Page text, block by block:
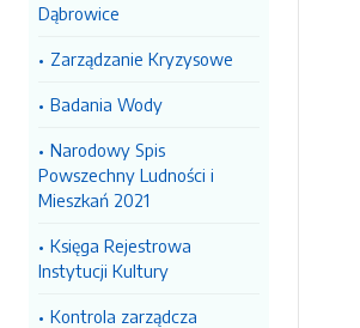
Dąbrowice
Zarządzanie Kryzysowe
Badania Wody
Narodowy Spis
Powszechny Ludności i
Mieszkań 2021
Księga Rejestrowa
Instytucji Kultury
Kontrola zarządcza